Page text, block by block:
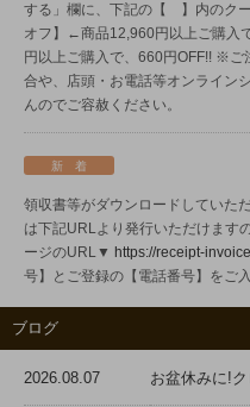
する」欄に、下記の【 】内のク
オフ】←商品12,960円以上ご購入
円以上ご購入で、660円OFF!! ※ご
合や、店頭・お電話等オンライン
んのでご容赦ください。
新 着
領収書等がダウンロードしていた
は下記URLより発行いただけます
ージのURL▼ https://receipt-
号】とご登録の【電話番号】をご
ブログ